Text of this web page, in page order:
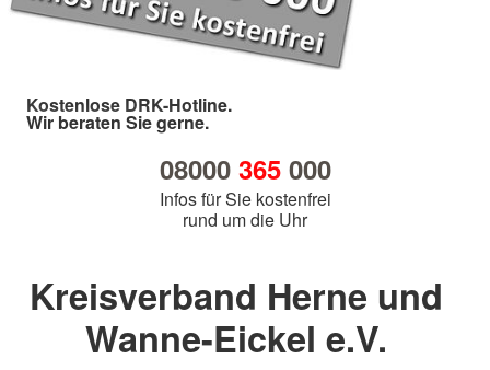
Kostenlose DRK-Hotline.
Wir beraten Sie gerne.
08000 365000
Infos für Sie kostenfrei
rund um die Uhr
Kreisverband Herne und
Wanne-Eickel e.V.